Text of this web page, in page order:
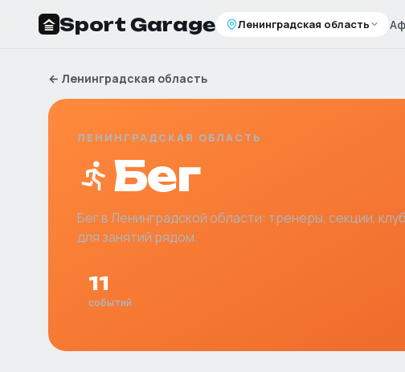
Sport Garage Ленинградская область
← Ленинградская область
ЛЕНИНГРАДСКАЯ ОБЛАСТЬ
Бег
БегвЛенинградской области: тренеры, секции,
для занятий рядом.
11
событий